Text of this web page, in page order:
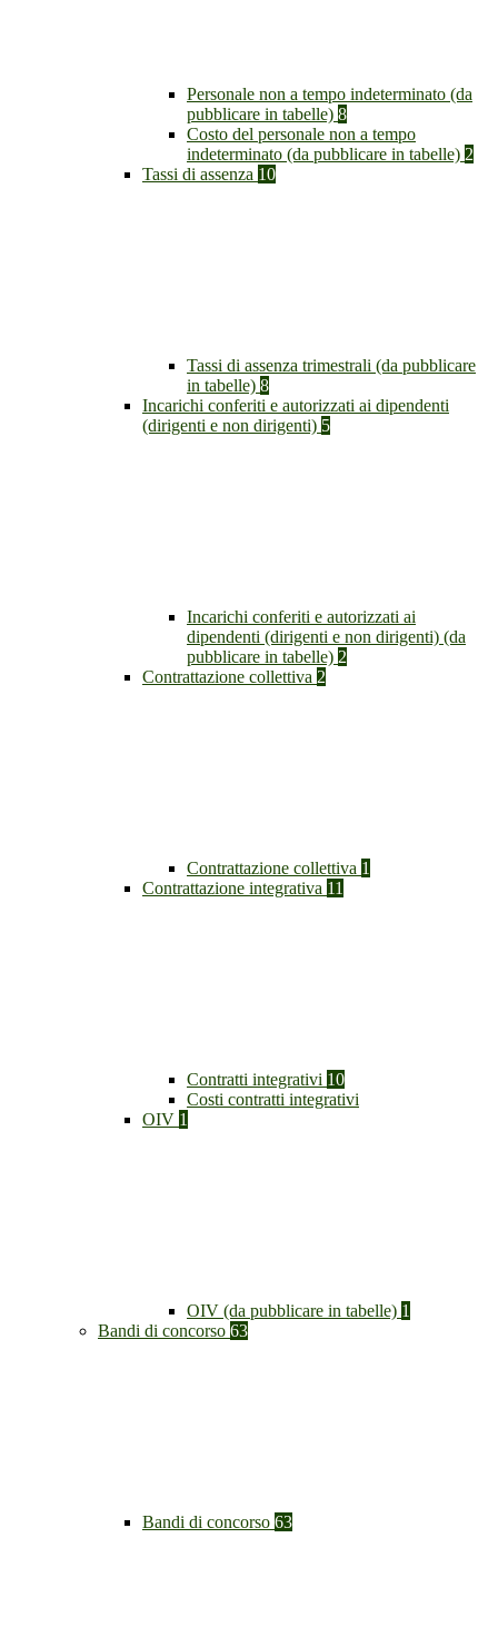
Personale non a tempo indeterminato (da
pubblicare in tabelle) 8
Costo del personale non a tempo
indeterminato (da pubblicare in tabelle) 2
Tassi di assenza 10
Tassi di assenza trimestrali (da pubblicare
in tabelle) 8
Incarichi conferiti e autorizzati ai dipendenti
(dirigenti e non dirigenti) 5
Incarichi conferiti e autorizzati ai
dipendenti (dirigenti e non dirigenti) (da
pubblicare in tabelle) 2
Contrattazione collettiva 2
Contrattazione collettiva 1
Contrattazione integrativa 11
Contratti integrativi 10
Costi contratti integrativi
OIV 1
OIV (da pubblicare in tabelle) 1
Bandi di concorso 63
Bandi di concorso 63